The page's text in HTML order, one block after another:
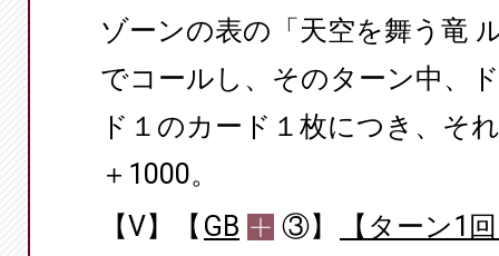
ゾーンの表の「天空を舞う竜
でコールし、そのターン中、
ド１のカード１枚につき、そ
＋1000。
【V】【 GB ③】
【ターン1